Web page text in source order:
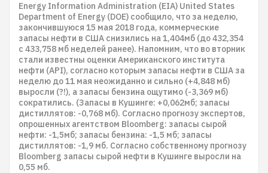
Energy Information Administration (EIA) United States
Department of Energy (DOE) сообщило, что за неделю,
закончившуюся 15 мая 2018 года, коммерческие
запасы нефти в США снизились на 1,404мб (до 432,354
с 433,758 мб неделей ранее). Напомним, что во вторник
стали известны оценки Американского института
нефти (API), согласно которым запасы нефти в США за
неделю до 11 мая неожиданно и сильно (+4,848 мб)
выросли (?!), а запасы бензина ощутимо (-3,369 мб)
сократились. (Запасы в Кушинге: +0,062мб; запасы
дистиллятов: -0,768 мб). Согласно прогнозу экспертов,
опрошенных агентством Bloomberg: запасы сырой
нефти: -1,5мб; запасы бензина: -1,5 мб; запасы
дистиллятов: -1,9 мб. Согласно собственному прогнозу
Bloomberg запасы сырой нефти в Кушинге выросли на
0,55 мб.